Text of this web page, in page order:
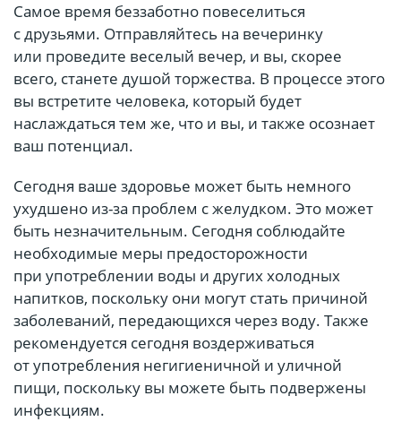
Самое время беззаботно повеселиться
с друзьями. Отправляйтесь на вечеринку
или проведите веселый вечер, и вы, скорее
всего, станете душой торжества. В процессе этого
вы встретите человека, который будет
наслаждаться тем же, что и вы, и также осознает
ваш потенциал.
Сегодня ваше здоровье может быть немного
ухудшено из-за проблем с желудком. Это может
быть незначительным. Сегодня соблюдайте
необходимые меры предосторожности
при употреблении воды и других холодных
напитков, поскольку они могут стать причиной
заболеваний, передающихся через воду. Также
рекомендуется сегодня воздерживаться
от употребления негигиеничной и уличной
пищи, поскольку вы можете быть подвержены
инфекциям.